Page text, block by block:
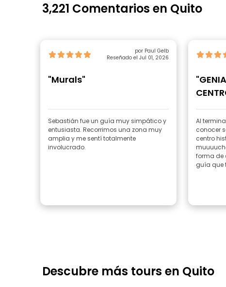
3,221 Comentarios en Quito
por Paul Gelb
Reseñado el Jul 01, 2026
"Murals"
Sebastián fue un guía muy simpático y
entusiasta. Recorrimos una zona muy
amplia y me sentí totalmente
involucrado.
Al
conocer
centro
forma de
guía que
Descubre más tours en Quito